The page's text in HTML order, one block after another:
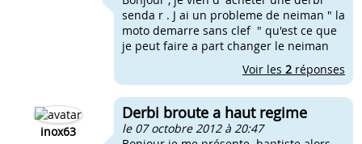
senda r . J ai un probleme de neiman " la
moto demarre sans clef " qu'est ce que
je peut faire a part changer le neiman
Voir les 2 réponses
inox63
Derbi broute a haut regime
le 07 octobre 2012 à 20:47